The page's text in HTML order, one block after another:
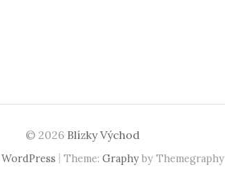
© 2026 Blízky Východ
WordPress | Theme: Graphy by Themegraphy